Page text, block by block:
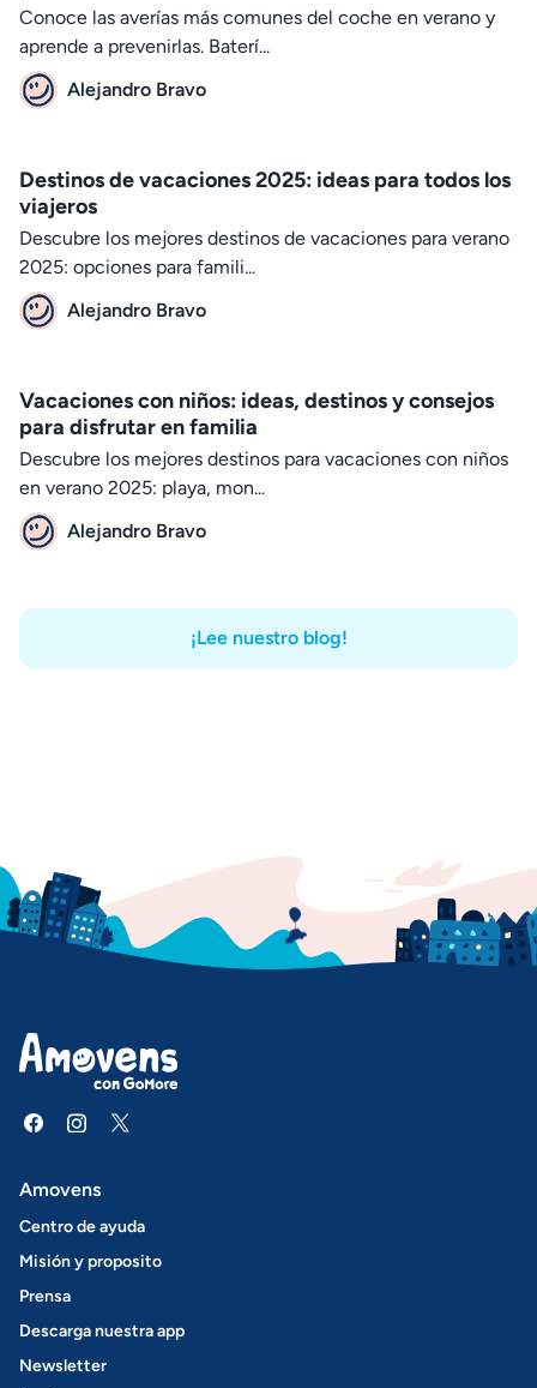
Conoce las averías más comunes del coche en verano y
aprende a prevenirlas. Baterí...
Alejandro Bravo
Destinos de vacaciones 2025: ideas para todos los
viajeros
Descubre los mejores destinos de vacaciones para verano
2025: opciones para famili...
Alejandro Bravo
Vacaciones con niños: ideas, destinos y consejos
para disfrutar en familia
Descubre los mejores destinos para vacaciones con niños
en verano 2025: playa, mon...
Alejandro Bravo
¡Lee nuestro blog!
Amovens
Centro de ayuda
Misión y proposito
Prensa
Descarga nuestra app
Newsletter